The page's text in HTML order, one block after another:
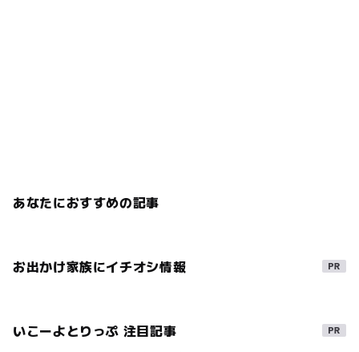
あなたにおすすめの記事
お出かけ家族にイチオシ情報
いこーよとりっぷ 注目記事